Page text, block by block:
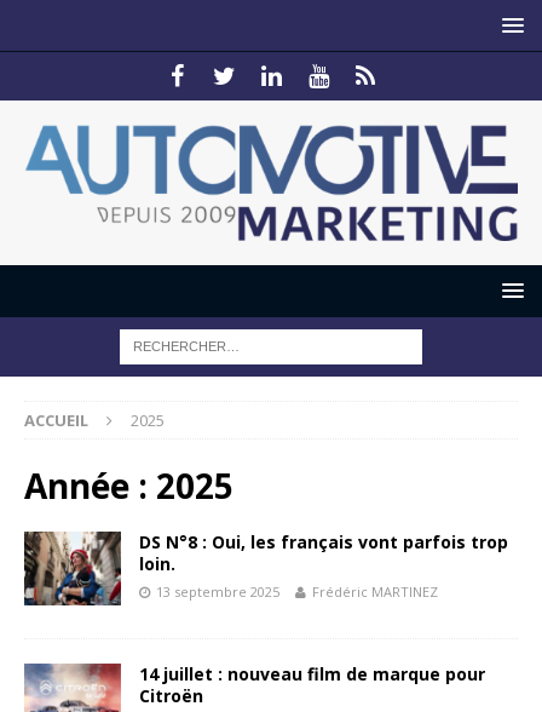
ACCUEIL 2025
Année : 2025
DS N°8 : Oui, les français vont parfois trop
loin.
13 septembre 2025 Frédéric MARTINEZ
14 juillet : nouveau film de marque pour
Citroën